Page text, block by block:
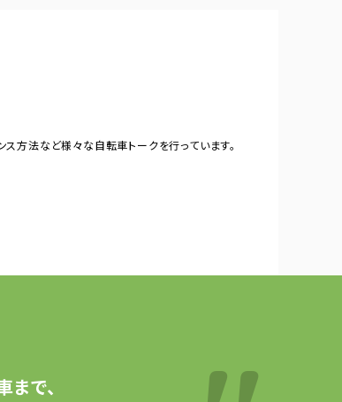
ス方法など様々な自転車トークを行っています。
で、